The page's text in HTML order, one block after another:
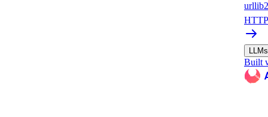
Built